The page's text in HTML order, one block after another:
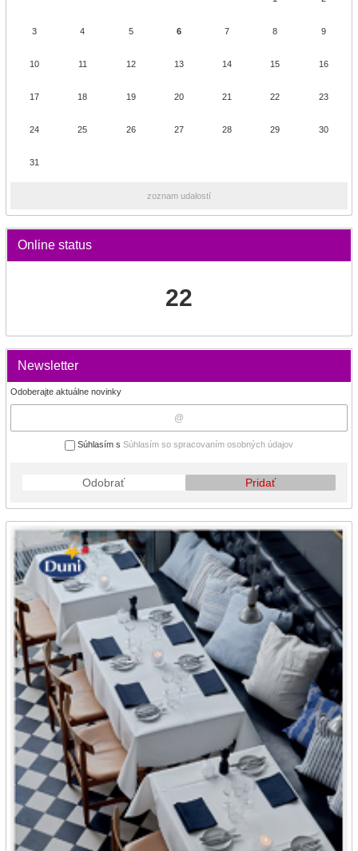
3 4 5 6 7 8 9
10 11 12 13 14 15 16
17 18 19 20 21 22 23
24 25 26 27 28 29 30
31
zoznam udalostí
Online status
22
Newsletter
Odoberajte aktuálne novinky
Súhlasím s Súhlasím so spracovaním osobných údajov
Odobrať Pridať